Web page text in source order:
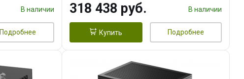
В наличии
Подробнее
SSD)
318 438 руб. В наличии
Купить Подробнее